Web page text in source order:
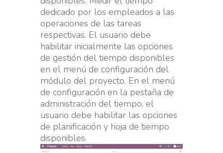
dedicado por los empleados a las
operaciones de las tareas
respectivas. El usuario debe
habilitar inicialmente las opciones
de gestión del tiempo disponibles
en el menú de configuración del
módulo del proyecto. En el menú
de configuración en la pestaña de
administración del tiempo, el
usuario debe habilitar las opciones
de planificación y hoja de tiempo
disponibles.